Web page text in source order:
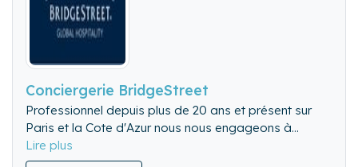
Conciergerie BridgeStreet
Professionnel depuis plus de 20 ans et présent sur
Paris et la Cote d'Azur nous nous engageons à
délivrer un service de qualité auprès du client
séjournant mais aussi vis a vis du propriétaire qui